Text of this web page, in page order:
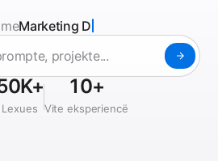
Marketing Digjital
Marketing Digjital,
Lexues
10+
Vite eksperiencë